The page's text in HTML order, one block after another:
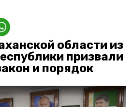
области из
призвали
и порядок